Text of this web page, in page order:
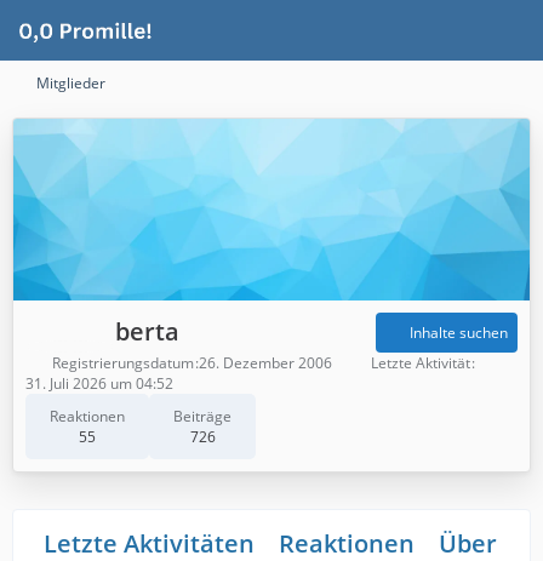
Mitglieder
berta
Reaktionen
55
Beiträge
726
Inhalte suchen
Registrierungsdatum 26. Dezember 2006
Letzte Aktivität
31. Juli 2026 um 04:52
Letzte Aktivitäten Reaktionen Über